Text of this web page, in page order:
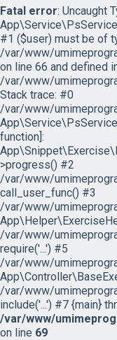
Fatal error: Uncaught
#1 ($user) must be of
/var/www/
on line 66 and defined
/var/www/
Stack trace: #0
/var/www/
function]:
>progress() #2
/var/www/
call_user_func() #3
/var/www/
/var/www/
require('...') #5
/var/www/
/var/www/
include('...') #7 {main}
/var/www/
on line 69